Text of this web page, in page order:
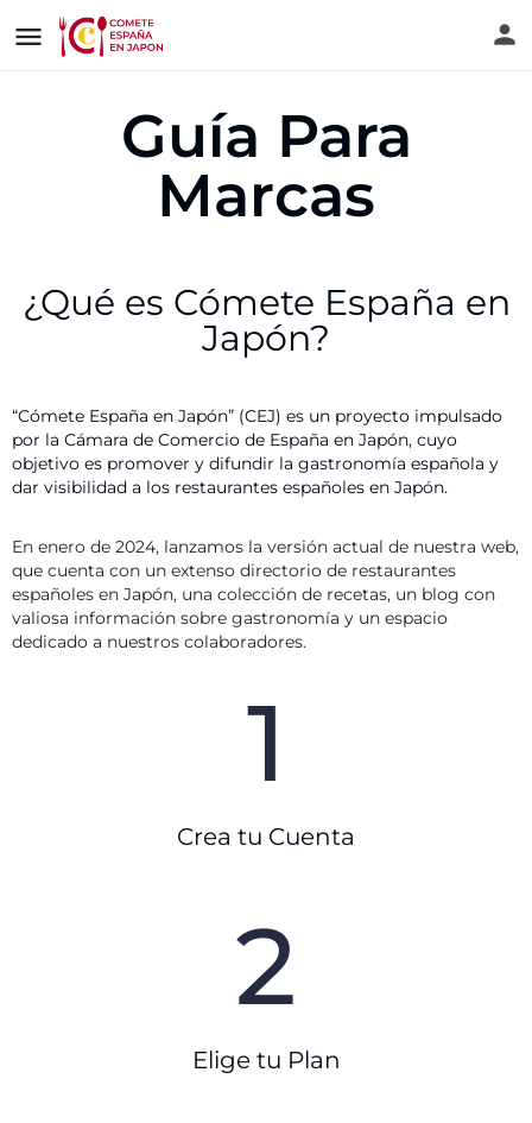
Guía Para
Marcas
¿Qué es Cómete España en
Japón?​
“Cómete España en Japón” (CEJ) es un proyecto impulsado
por la Cámara de Comercio de España en Japón, cuyo
objetivo es promover y difundir la gastronomía española y
dar visibilidad a los restaurantes españoles en Japón.
En enero de 2024, lanzamos la versión actual de nuestra web,
que cuenta con un extenso directorio de restaurantes
españoles en Japón, una colección de recetas, un blog con
valiosa información sobre gastronomía y un espacio
dedicado a nuestros colaboradores.
1
Crea tu Cuenta
2
Elige tu Plan